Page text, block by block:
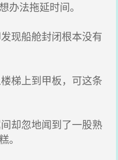
办法拖延时间。
现船舱封闭根本没有
梯上到甲板，可这条
却忽地闻到了一股熟
。